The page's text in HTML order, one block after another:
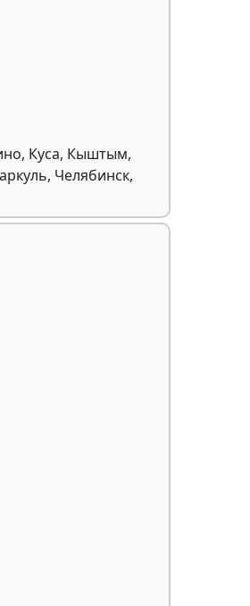
Куса, Кыштым,
Челябинск,